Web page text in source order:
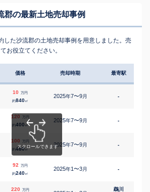
郡の最新土地売却事例
した沙流郡の土地売却事例を用意しました。売
お役立てください。
価格 売却時期 最寄駅
10 万円
約840㎡
2025年7〜9月 -
120 万円
約400 ㎡
2025年7〜9月 -
100 万円
約480㎡
2025年7〜9月 -
92 万円
約240㎡
2025年1〜3月 -
220 万円
鵡川